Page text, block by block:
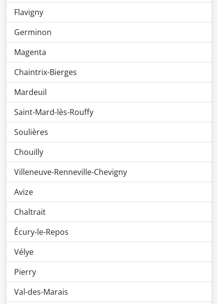
Flavigny
Germinon
Magenta
Chaintrix-Bierges
Mardeuil
Saint-Mard-lès-Rouffy
Soulières
Chouilly
Villeneuve-Renneville-Chevigny
Avize
Chaltrait
Écury-le-Repos
Vélye
Pierry
Val-des-Marais